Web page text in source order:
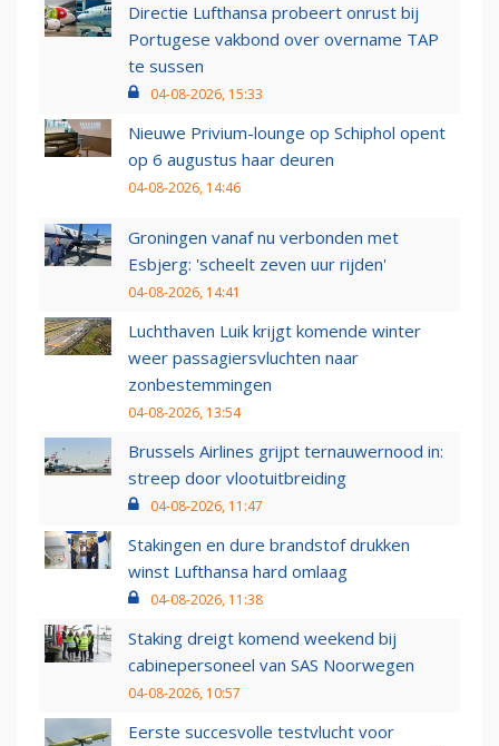
Directie Lufthansa probeert onrust bij
Portugese vakbond over overname TAP
te sussen
04-08-2026, 15:33
Nieuwe Privium-lounge op Schiphol opent
op 6 augustus haar deuren
04-08-2026, 14:46
Groningen vanaf nu verbonden met
Esbjerg: 'scheelt zeven uur rijden'
04-08-2026, 14:41
Luchthaven Luik krijgt komende winter
weer passagiersvluchten naar
zonbestemmingen
04-08-2026, 13:54
Brussels Airlines grijpt ternauwernood in:
streep door vlootuitbreiding
04-08-2026, 11:47
Stakingen en dure brandstof drukken
winst Lufthansa hard omlaag
04-08-2026, 11:38
Staking dreigt komend weekend bij
cabinepersoneel van SAS Noorwegen
04-08-2026, 10:57
Eerste succesvolle testvlucht voor